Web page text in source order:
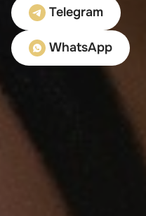
Telegram
WhatsApp